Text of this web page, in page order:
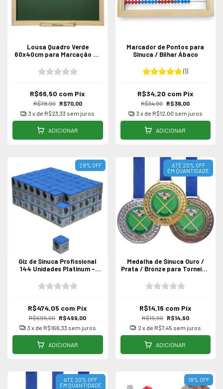
Lousa Quadro Verde
60x40cm para Marcação de
R$78,90 R$70,00
R$66,50 com Pix
3 x de R$23,33 sem juros
ADICIONAR
Marcador de Pontos para
Sinuca / Bilhar Ábaco
(1)
R$34,90 R$36,00
R$34,20 com Pix
3 x de R$12,00 sem juros
ADICIONAR
29% OFF
Giz de Sinuca Profissional
144 Unidades Platinum -
Sola de Couro
R$699,00 R$499,00
R$474,05 com Pix
3 x de R$166,33 sem juros
ADICIONAR
ATÉ 20% OFF
EM QUANTIDADE
Medalha de Sinuca Ouro /
Prata / Bronze para Torneio /
55mm
R$19,90 R$14,90
R$14,16 com Pix
2 x de R$7,45 sem juros
ADICIONAR
ATÉ 20% OFF
EM QUANTIDADE
18% OFF